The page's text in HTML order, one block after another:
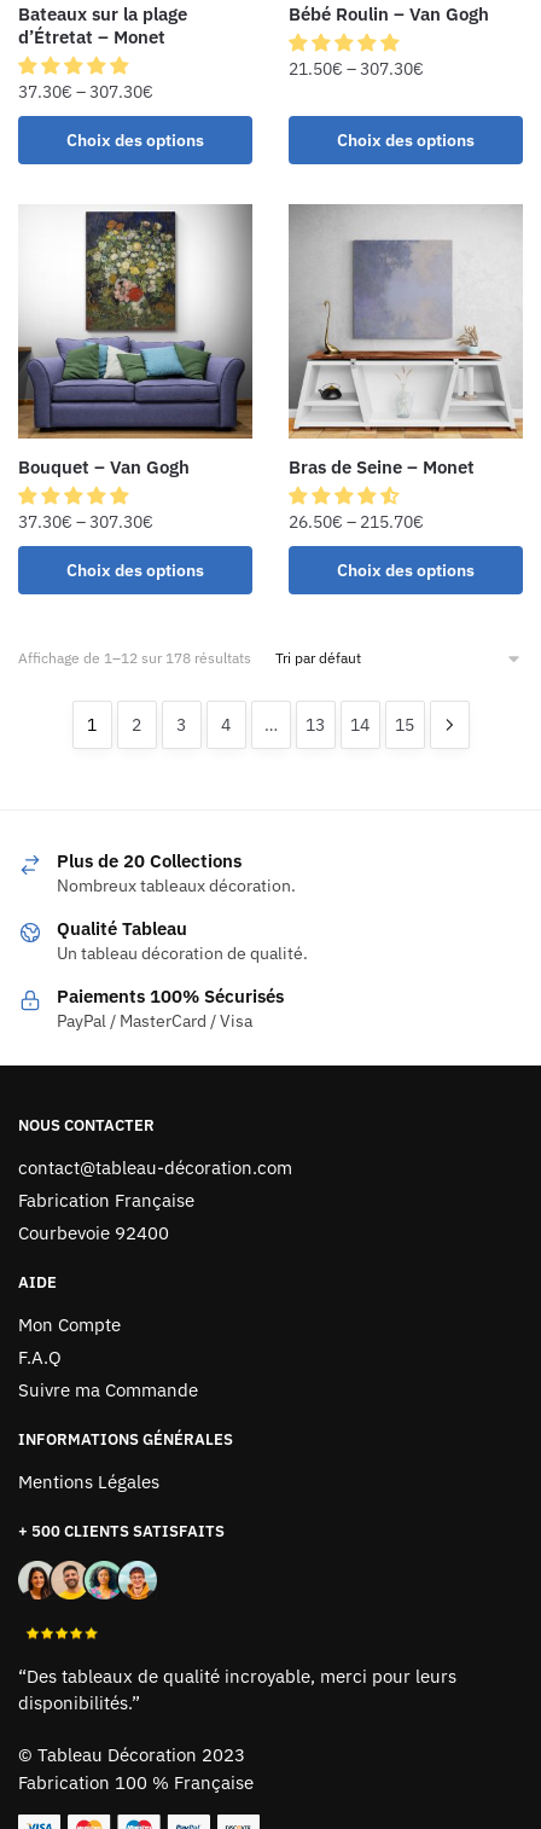
Bateaux sur la plage
d’Étretat – Monet
37.30€ –307.30€
Choix des options
Bébé Roulin – Van Gogh
21.50€ –307.30€
Choix des options
Bouquet – Van Gogh
37.30€ –307.30€
Choix des options
Bras de Seine – Monet
26.50€ – 215.70€
Choix des options
Affichage de 1–12 sur 178 résultats
1 2 3 4 … 13 14 15
Plus de 20 Collections
Nombreux tableaux décoration.
Qualité Tableau
Un tableau décoration de qualité.
Paiements 100% Sécurisés
PayPal / MasterCard / Visa
NOUS CONTACTER
contact@tableau-décoration.com
Fabrication Française
Courbevoie 92400
AIDE
Mon Compte
F.A.Q
Suivre ma Commande
INFORMATIONS GÉNÉRALES
Mentions Légales
+ 500 CLIENTS SATISFAITS
“Des tableaux de qualité incroyable, merci pour leurs
disponibilités.”
© Tableau Décoration 2023
Fabrication 100 % Française